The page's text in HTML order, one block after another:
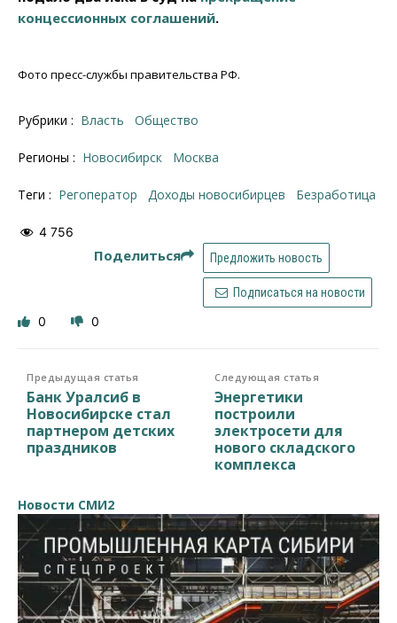
концессионных соглашений.
Фото пресс-службы правительства РФ.
Рубрики : Власть Общество
Регионы : Новосибирск Москва
Теги : регоператор доходы новосибирцев безработица
4 756
Поделиться Предложить новость
Подписаться на новости
0 0
Предыдущая статья
Банк Уралсиб в
Новосибирске стал
партнером детских
праздников
Следующая статья
Энергетики
построили
электросети для
нового складского
комплекса
Новости СМИ2